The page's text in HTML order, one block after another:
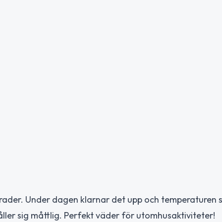
Under dagen klarnar det upp och temperaturen
sig måttlig. Perfekt väder för utomhusaktiviteter!